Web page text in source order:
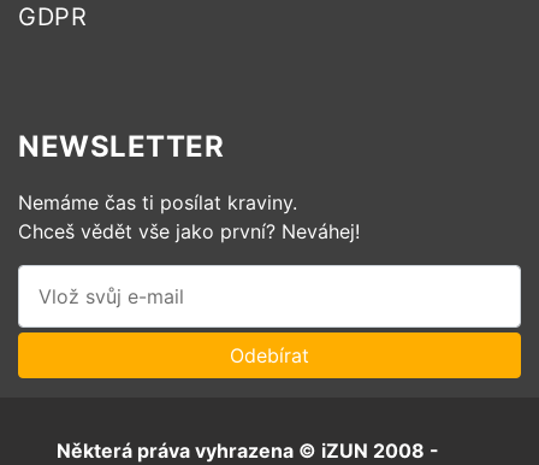
GDPR
NEWSLETTER
Nemáme čas ti posílat kraviny.
Chceš vědět vše jako první? Neváhej!
Některá práva vyhrazena © iZUN 2008 -